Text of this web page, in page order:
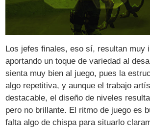
Los jefes finales, eso sí, resultan muy
aportando un toque de variedad al
sienta muy bien al juego, pues la
algo repetitiva, y aunque el trabajo
destacable, el diseño de niveles
pero no brillante. El ritmo de juego es
falta algo de chispa para situarlo